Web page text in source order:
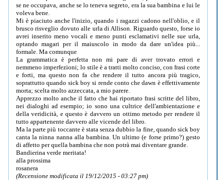
se ne occupava, anche se lo teneva segreto, era la sua bambina e lui le
voleva bene.
Mi è piaciuto anche l'inizio, quando i ragazzi cadono nell'oblio, e il
brusco risveglio dovuto alle urla di Allison. Riguardo questo, forse io
avrei inserito meno vocali e meno punti esclamativi nelle sue urla,
optando magari per il maiuscolo in modo da dare un'idea più...
formale. Ma comunque
La grammatica è perfetta non mi pare di aver trovato errori e
nemmeno imperfezioni; lo stile è a tratti molto conciso, con frasi corte
e forti, ma questo non fa che rendere il tutto ancora più tragico,
soprattutto quando sick boy si rende conto che dawn è effettivamente
morta; scelta molto azzeccata, a mio parere.
Apprezzo molto anche il fatto che hai riportato frasi scritte del libro,
nei dialoghi ad esempio; io sono una cultrice dell'ambientazione e
della veridicità, e questo è davvero un ottimo metodo per rendere il
tutto appartenente davvero alle vicende del libro.
Ma la parte più toccante è stata senza dubbio la fine, quando sick boy
canta la ninna nanna alla bambina. Un ultimo (e forse primo?) gesto
di affetto per quella bambina che non potrà mai diventare grande.
Bandierina verde meritata!
alla prossima
rosanera
(Recensione modificata il 19/12/2015 - 03:27 pm)